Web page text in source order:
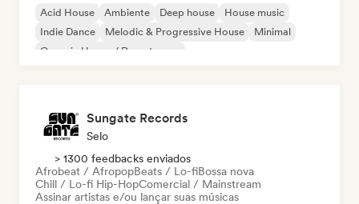
Acid House Ambiente Deep house
House music
Indie Dance
Melodic & Progressive House
Minimal
Organic House / Downtempo
Sungate Records
Selo
> 1300 feedbacks enviados
Afrobeat / AfropopBeats / Lo-fiBossa nova
Chill / Lo-fi Hip-HopComercial / Mainstream
Assinar artistas e/ou lançar suas músicas